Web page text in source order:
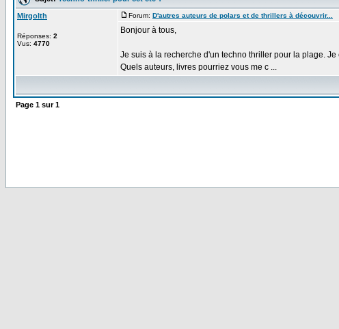
Mirgolth
Réponses: 2
Vus: 4770
Forum: D'autres auteurs de polars et de thrillers à découvrir...
Bonjour à tous,
Je suis à la recherche d'un techno thriller pour la plage.
Quels auteurs, livres pourriez vous me c ...
Page 1 sur1